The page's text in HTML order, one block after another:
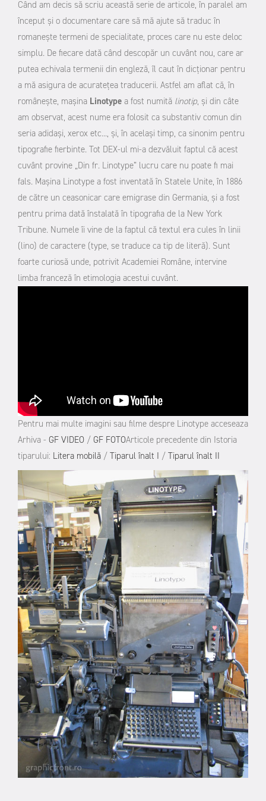
Când am decis să scriu această serie de articole, în paralel am
început și o documentare care să mă ajute să traduc în
romanește termeni de specialitate, proces care nu este deloc
simplu. De fiecare dată când descopăr un cuvânt nou, care ar
putea echivala termenii din engleză, îl caut în dicționar pentru
a mă asigura de acuratețea traducerii. Astfel am aflat că, în
românește, mașina Linotype a fost numită linotip, și din câte
am observat, acest nume era folosit ca substantiv comun din
seria adidași, xerox etc..., și, în același timp, ca sinonim pentru
tipografie fierbinte. Tot DEX-ul mi-a dezvăluit faptul că acest
cuvânt provine „Din fr. Linotype” lucru care nu poate fi mai
fals. Mașina Linotype a fost inventată în Statele Unite, în 1886
de către un ceasonicar care emigrase din Germania, și a fost
pentru prima dată înstalată în tipografia de la New York
Tribune. Numele îi vine de la faptul că textul era cules în linii
(lino) de caractere (type, se traduce ca tip de literă). Sunt
foarte curiosă unde, potrivit Academiei Române, intervine
limba franceză în etimologia acestui cuvânt.
Pentru mai multe imagini sau filme despre Linotype acceseaza
Arhiva - GF VIDEO / GF FOTOArticole precedente din Istoria
tiparului: Litera mobilă / Tiparul înalt I / Tiparul înalt II